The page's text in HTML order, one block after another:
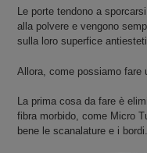
Le porte tendono a
alla polvere e vengono
sulla loro superfice
Allora, come possiamo fare
La prima cosa da fare è
fibra morbido, come Micro
bene le scanalature e i bordi.